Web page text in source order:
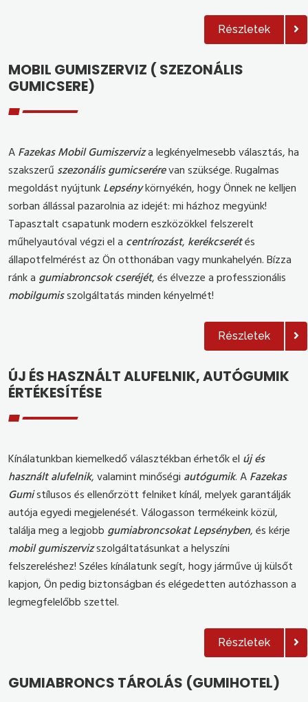
Részletek
MOBIL GUMISZERVIZ ( SZEZONÁLIS
GUMICSERE)
AFazekas Mobil Gumiszerviza legkényelmesebb választás, ha
szakszerű szezonális gumicserérevan szüksége. Rugalmas
megoldást nyújtunkLepsénykörnyékén, hogy Önnek ne kelljen
sorban állással pazarolnia az idejét: mi házhoz megyünk!
Tapasztalt csapatunk modern eszközökkel felszerelt
műhelyautóval végzi el a centrírozást, kerékcserétés
állapotfelmérést az Ön otthonában vagy munkahelyén. Bízza
ránk a gumiabroncsok cseréjét, és élvezze a professzionális
mobilgumisszolgáltatás minden kényelmét!
Részletek
ÚJ ÉS HASZNÁLT ALUFELNIK, AUTÓGUMIK
ÉRTÉKESÍTÉSE
Kínálatunkban kiemelkedő választékban érhetők el új és
használt alufelnik, valamint minőségi autógumik. AFazekas
Gumistílusos és ellenőrzött felniket kínál, melyek garantálják
autója egyedi megjelenését. Válogasson termékeink közül,
találja meg a legjobb gumiabroncsokat Lepsényben, és kérje
mobil gumiszervizszolgáltatásunkat a helyszíni
felszereléshez! Széles kínálatunk segít, hogy járműve új külsőt
kapjon, Ön pedig biztonságban és elégedetten autózhasson a
legmegfelelőbb szettel.
Részletek
GUMIABRONCS TÁROLÁS (GUMIHOTEL)